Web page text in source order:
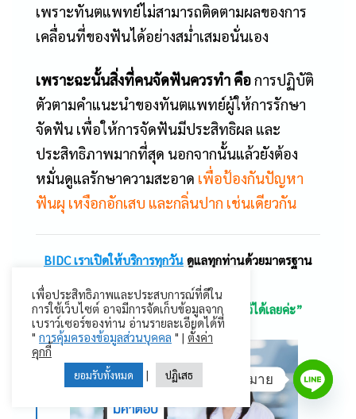
เพราะทันตแพทย์ไม่สามารถติดตามผลของการ
เคลื่อนที่ของฟันได้อย่างสม่ำเสมอนั่นเอง
เพราะฉะนั้นสิ่งที่คนจัดฟันควรทำ คือการปฏิบัติ
ตัวตามคำแนะนำของทันตแพทย์ผู้ให้การรักษา
จัดฟัน เพื่อให้การจัดฟันมีประสิทธิผล และ
ประสิทธิภาพมากที่สุด นอกจากนั้นแล้วยังต้อง
หมั่นดูแลรักษาความสะอาด เพื่อป้องกันปัญหา
ฟันผุ เหงือกอักเสบ และกลิ่นปาก เช่นเดียวกัน
BIDC เราเปิดให้บริการทุกวันดูแลทุกท่านด้วยมาตรฐาน
ความปลอดภัยระดับสูง
“ปรึกษาปัญหาเรื่องฟันแอดไลน์คลินิกไว้ได้เลยค่ะ”
เพื่อประสิทธิภาพและประสบการณ์ที่ดีใน
การใช้เว็บไซต์ อาจมีการจัดเก็บข้อมูลจาก
เบราว์เซอร์ของท่าน อ่านรายละเอียดได้ที่
" การคุ้มครองข้อมูลส่วนบุคคล " | ตั้งค่า
คุกกี้
ยอมรับทั้งหมด | ปฏิเสธ
สอบถาม | นัดหมาย